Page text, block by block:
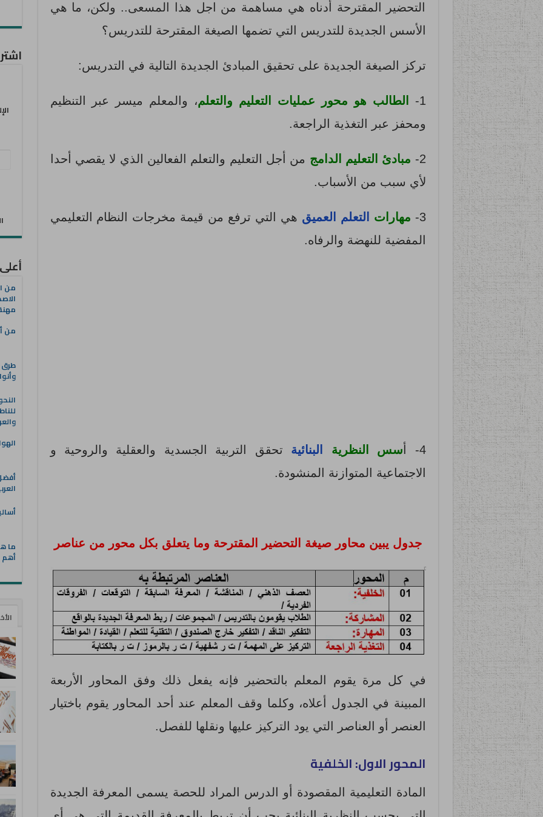
التحضير المقترحة أدناه هي مساهمة من اجل هذا المسعى.. ولكن، ما هي
الأسس الجديدة للتدريس التي تضمها الصيغة المقترحة للتدريس؟
تركز الصيغة الجديدة على تحقيق المبادئ الجديدة التالية في التدريس:
1- الطالب هو محور عمليات التعليم والتعلم، والمعلم ميسر عبر التنظيم
ومحفز عبر التغذية الراجعة.
2- مبادئ التعليم الدامج من أجل التعليم والتعلم الفعالين الذي لا يقصي أحدا
لأي سبب من الأسباب.
3- مهارات التعلم العميق هي التي ترفع من قيمة مخرجات النظام التعليمي
المفضية للنهضة والرفاه.
4- أ سس النظرية البنائية تحقق التربية الجسدية والعقلية والروحية و
الاجتماعية المتوازنة المنشودة.
جدول يبين محاور صيغة التحضير المقترحة وما يتعلق بكل محور من عناصر
في كل مرة يقوم المعلم بالتحضير فإنه يفعل ذلك وفق المحاور الأربعة
المبينة في الجدول أعلاه، وكلما وقف المعلم عند أحد المحاور يقوم باختيار
العنصر أو العناصر التي يود التركيز عليها ونقلها للفصل.
المحور الاول: الخلفية
المادة التعليمية المقصودة أو الدرس المراد للحصة يسمى المعرفة الجديدة
من
من
طرق
ما
أهم